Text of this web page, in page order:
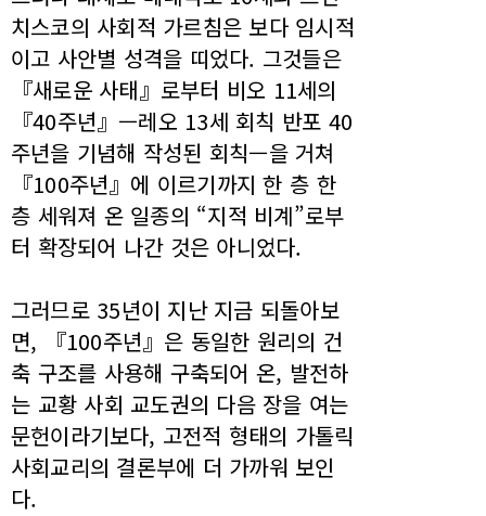
치스코의 사회적 가르침은 보다 임시적
이고 사안별 성격을 띠었다. 그것들은
『새로운 사태』로부터 비오 11세의
『40주년』—레오 13세 회칙 반포 40
주년을 기념해 작성된 회칙—을 거쳐
『100주년』에 이르기까지 한 층 한
층 세워져 온 일종의 “지적 비계”로부
터 확장되어 나간 것은 아니었다.
그러므로 35년이 지난 지금 되돌아보
면, 『100주년』은 동일한 원리의 건
축 구조를 사용해 구축되어 온, 발전하
는 교황 사회 교도권의 다음 장을 여는
문헌이라기보다, 고전적 형태의 가톨릭
사회교리의 결론부에 더 가까워 보인
다.